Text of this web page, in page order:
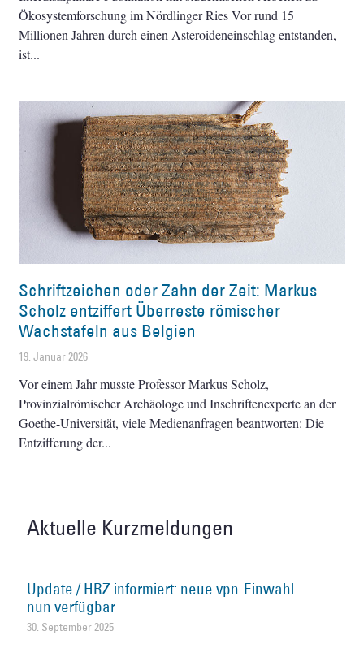
Ökosystemforschung im Nördlinger Ries Vor rund 15
Millionen Jahren durch einen Asteroideneinschlag entstanden,
ist
Schriftzeichen oder Zahn der Zeit: Markus
Scholz entziffert Überreste römischer
Wachstafeln aus Belgien
19. Januar 2026
Vor einem Jahr musste Professor Markus Scholz,
Provinzialrömischer Archäologe und Inschriftenexperte an der
Goethe-Universität, viele Medienanfragen beantworten: Die
Entzifferung der
Aktuelle Kurzmeldungen
Update / HRZ informiert: neue vpn-Einwahl
nun verfügbar
30. September 2025